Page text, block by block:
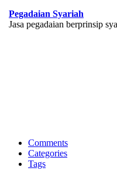
Pegadaian Syariah
Jasa pegadaian berprinsip
Memberikan yang terbaik
Comments
Categories
Tags